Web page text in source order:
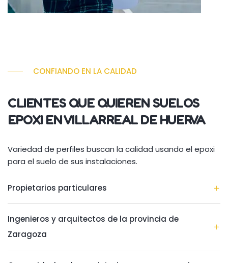
CONFIANDO EN LA CALIDAD
CLIENTES QUE QUIEREN SUELOS
EPOXI EN VILLARREAL DE HUERVA
Variedad de perfiles buscan la calidad usando el epoxi
para el suelo de sus instalaciones.
Propietarios particulares
Ingenieros y arquitectos de la provincia de
Zaragoza